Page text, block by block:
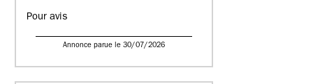
Pour avis
Annonce parue le 30/07/2026